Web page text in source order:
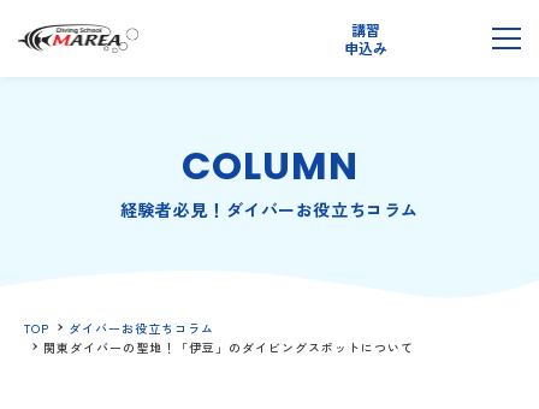
講習
申込み
COLUMN
経験者必見！ダイバーお役立ちコラム
TOP
ダイバーお役立ちコラム
関東ダイバーの聖地！「伊豆」のダイビングスポットについて